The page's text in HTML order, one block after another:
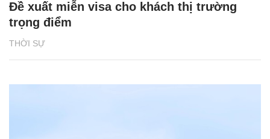
THỜI SỰ
Đề xuất miễn visa cho khách thị trường
trọng điểm